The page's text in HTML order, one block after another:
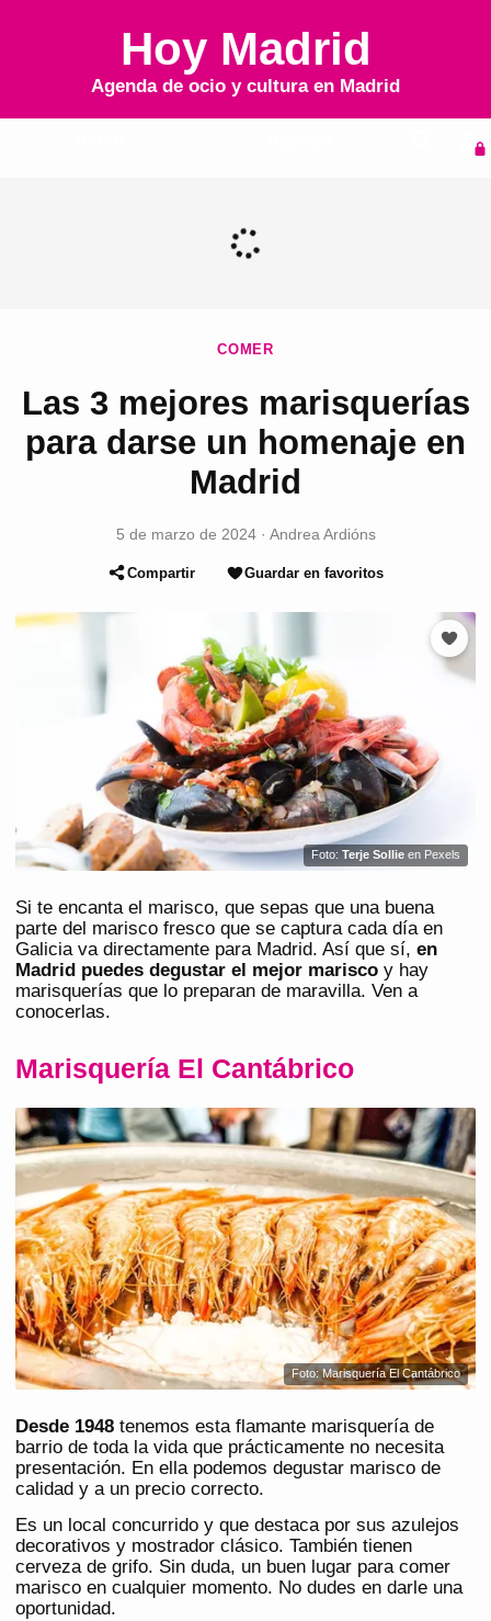
Hoy Madrid
Agenda de ocio y cultura en Madrid
COMER
Las 3 mejores marisquerías
para darse un homenaje en
Madrid
5 de marzo de 2024· Andrea Ardións
Compartir Guardar en favoritos
Foto: Terje Sollie en Pexels
Si te encanta el marisco, que sepas que una buena
parte del marisco fresco que se captura cada día en
Galicia va directamente para Madrid. Así que sí, en
Madrid puedes degustar el mejor marisco y hay
marisquerías que lo preparan de maravilla. Ven a
conocerlas.
Marisquería El Cantábrico
Foto: Marisquería El Cantábrico
Desde 1948 tenemos esta flamante marisquería de
barrio de toda la vida que prácticamente no necesita
presentación. En ella podemos degustar marisco de
calidad y a un precio correcto.
Es un local concurrido y que destaca por sus azulejos
decorativos y mostrador clásico. También tienen
cerveza de grifo. Sin duda, un buen lugar para comer
marisco en cualquier momento. No dudes en darle una
oportunidad.